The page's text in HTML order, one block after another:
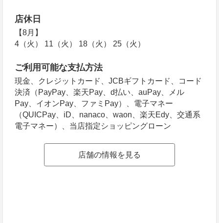
店休日
【8月】
4（火） 11（火） 18（火） 25（火）
ご利用可能な支払方法
現金、クレジットカード、JCBギフトカード、コード
決済（PayPay、楽天Pay、d払い、auPay、メル
Pay、イオンPay、ファミPay）、電子マネー
（QUICPay、iD、nanaco、waon、楽天Edy、交通系
電子マネー）、当店指定ショッピングローン
店舗の情報を見る